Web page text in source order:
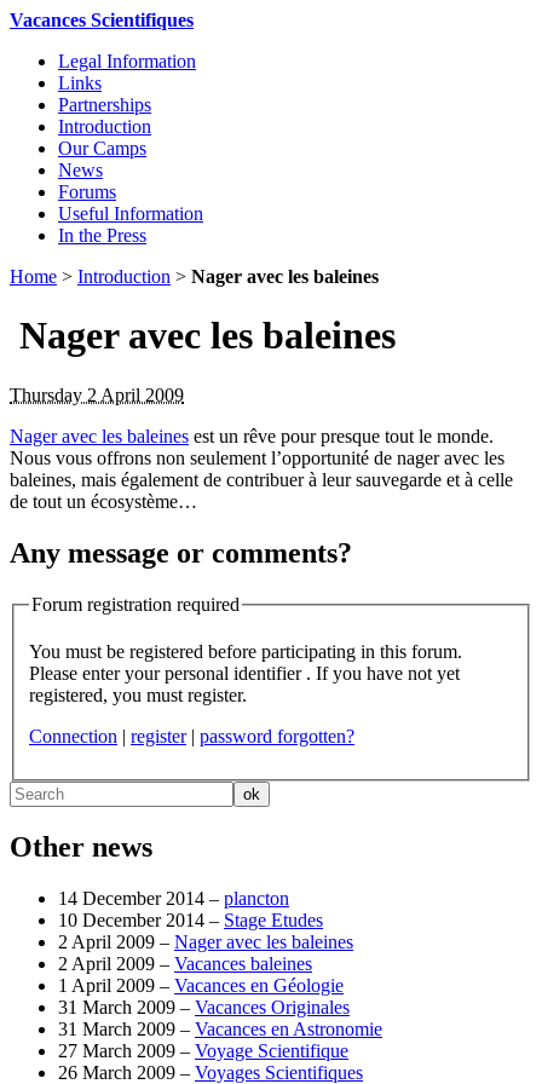
Vacances Scientifiques
Legal Information
Links
Partnerships
Introduction
Our Camps
News
Forums
Useful Information
In the Press
Home > Introduction > Nager avec les baleines
Nager avec les baleines
Thursday 2 April 2009
Nager avec les baleines est un rêve pour presque tout le monde.
Nous vous offrons non seulement l’opportunité de nager avec les
baleines, mais également de contribuer à leur sauvegarde et à celle
de tout un écosystème…
Any message or comments?
Forum registration required
You must be registered before participating in this forum.
Please enter your personal identifier . If you have not yet
registered, you must register.
Connection | register | password forgotten?
Other news
14 December 2014 – plancton
10 December 2014 – Stage Etudes
2 April 2009 – Nager avec les baleines
2 April 2009 – Vacances baleines
1 April 2009 – Vacances en Géologie
31 March 2009 – Vacances Originales
31 March 2009 – Vacances en Astronomie
27 March 2009 – Voyage Scientifique
26 March 2009 – Voyages Scientifiques